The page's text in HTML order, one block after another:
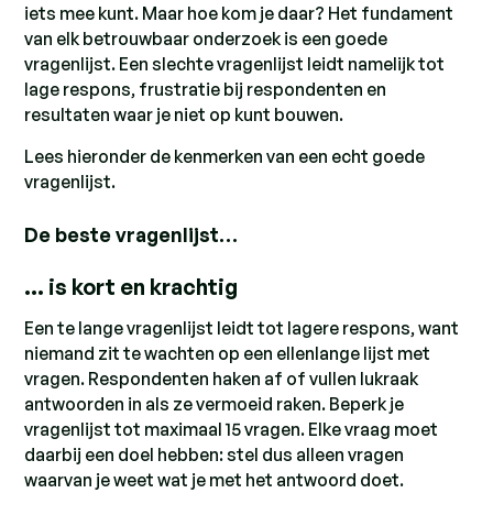
iets mee kunt. Maar hoe kom je daar? Het fundament
van elk betrouwbaar onderzoek is een goede
vragenlijst. Een slechte vragenlijst leidt namelijk tot
lage respons, frustratie bij respondenten en
resultaten waar je niet op kunt bouwen.
Lees hieronder de kenmerken van een echt goede
vragenlijst.
De beste vragenlijst…
… is kort en krachtig
Een te lange vragenlijst leidt tot lagere respons, want
niemand zit te wachten op een ellenlange lijst met
vragen. Respondenten haken af of vullen lukraak
antwoorden in als ze vermoeid raken. Beperk je
vragenlijst tot maximaal 15 vragen. Elke vraag moet
daarbij een doel hebben: stel dus alleen vragen
waarvan je weet wat je met het antwoord doet.